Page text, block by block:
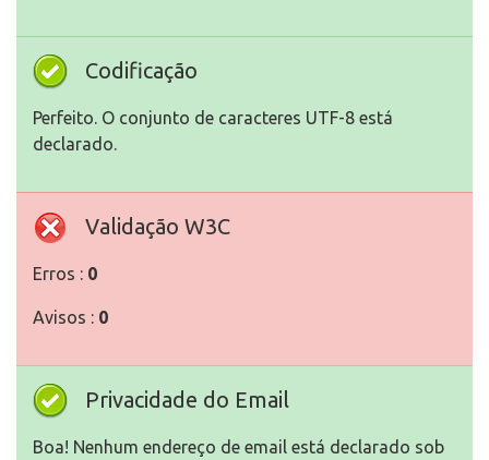
Codificação
Perfeito. O conjunto de caracteres UTF-8 está
declarado.
Validação W3C
Erros : 0
Avisos : 0
Privacidade do Email
Boa! Nenhum endereço de email está declarado sob